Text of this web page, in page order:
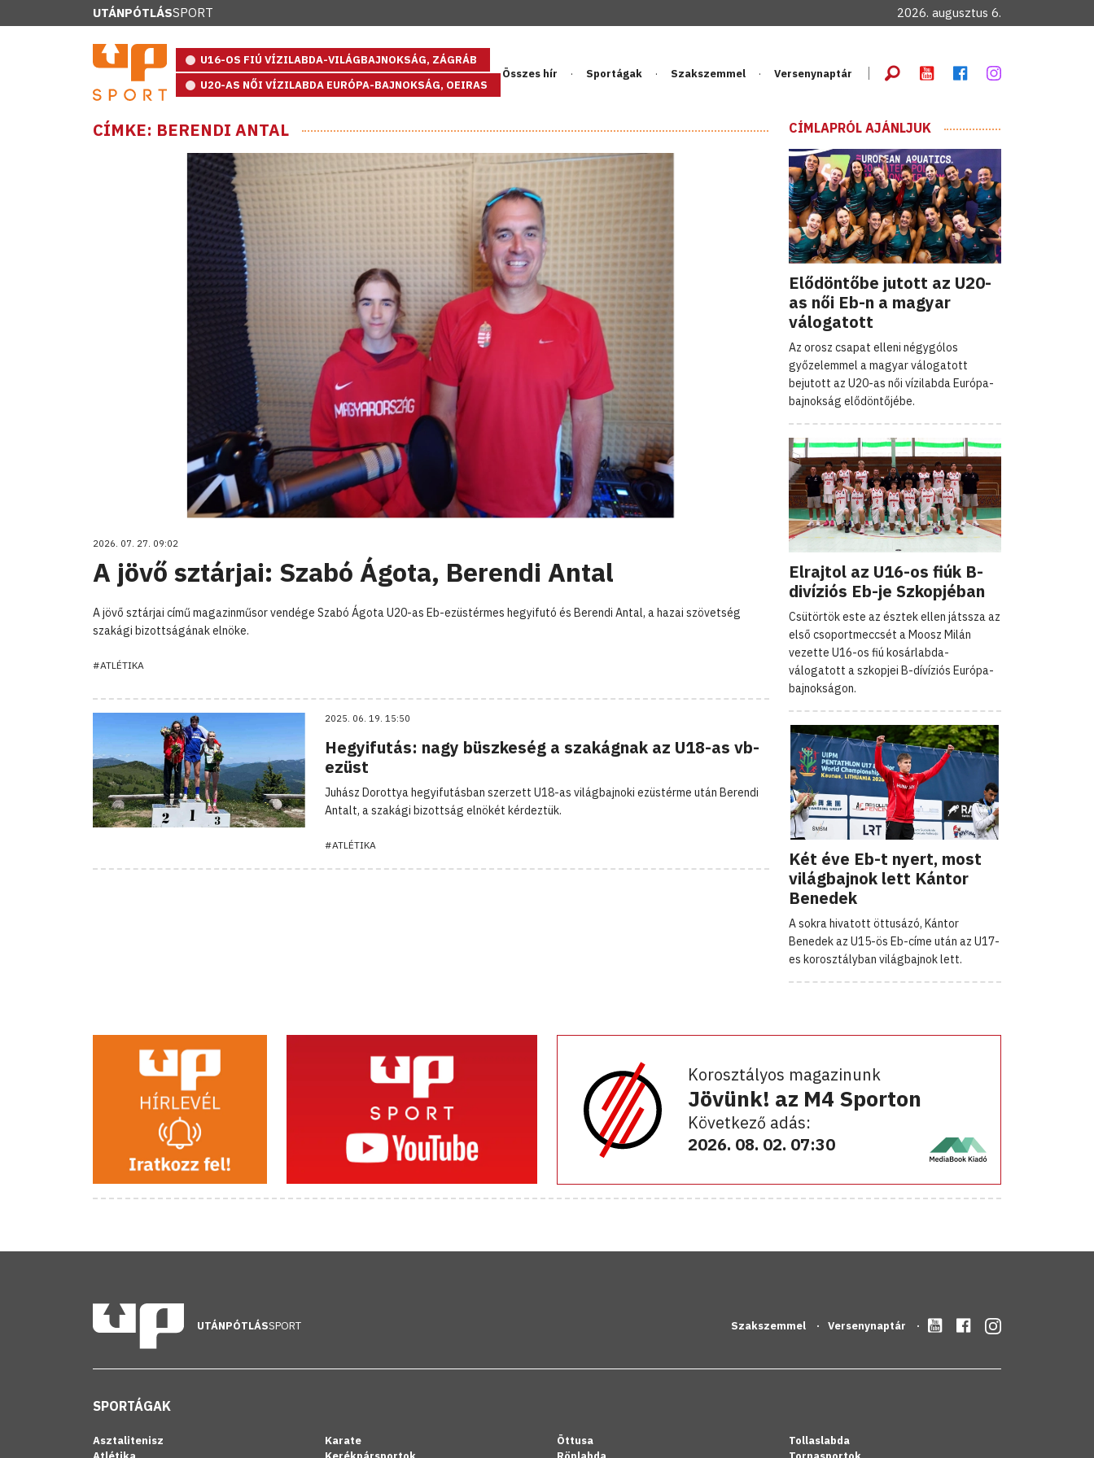
UTÁNPÓTLÁSSPORT 2026. augusztus 6.
U16-OS FIÚ VÍZILABDA-VILÁGBAJNOKSÁG, ZÁGRÁB
U20-AS NŐI VÍZILABDA EURÓPA-BAJNOKSÁG, OEIRAS
Összes hír Sportágak Szakszemmel Versenynaptár
CÍMKE: BERENDI ANTAL
2026. 07. 27. 09:02
A jövő sztárjai: Szabó Ágota, Berendi Antal
A jövő sztárjai című magazinműsor vendége Szabó Ágota U20-as Eb-ezüstérmes hegyifutó és Berendi Antal, a hazai szövetség
szakági bizottságának elnöke.
#ATLÉTIKA
2025. 06. 19. 15:50
Hegyifutás: nagy büszkeség a szakágnak az U18-as vb-
ezüst
Juhász Dorottya hegyifutásban szerzett U18-as világbajnoki ezüstérme után Berendi
Antalt, a szakági bizottság elnökét kérdeztük.
#ATLÉTIKA
CÍMLAPRÓL AJÁNLJUK
Elődöntőbe jutott az U20-
as női Eb-n a magyar
válogatott
Az orosz csapat elleni négygólos
győzelemmel a magyar válogatott
bejutott az U20-as női vízilabda Európa-
bajnokság elődöntőjébe.
Elrajtol az U16-os fiúk B-
divíziós Eb-je Szkopjéban
Csütörtök este az észtek ellen játssza az
első csoportmeccsét a Moosz Milán
vezette U16-os fiú kosárlabda-
válogatott a szkopjei B-dívíziós Európa-
bajnokságon.
Két éve Eb-t nyert, most
világbajnok lett Kántor
Benedek
A sokra hivatott öttusázó, Kántor
Benedek az U15-ös Eb-címe után az U17-
es korosztályban világbajnok lett.
Korosztályos magazinunk
Jövünk! az M4 Sporton
Következő adás:
2026. 08. 02. 07:30
UTÁNPÓTLÁSSPORT Szakszemmel Versenynaptár
SPORTÁGAK
Asztalitenisz
Karate
Öttusa
Tollaslabda